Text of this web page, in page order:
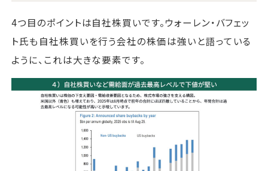
4つ目のポイントは自社株買いです。ウォーレン・バフェッ
ト氏も自社株買いを行う会社の株価は強いと語っている
ように、これは大きな要素です。